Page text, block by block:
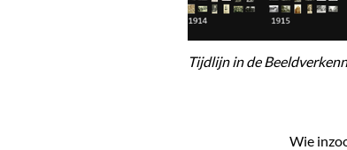
Tijdlijn in de
Wie